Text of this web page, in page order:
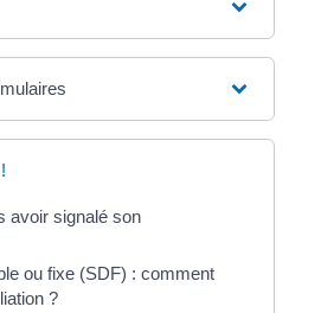
avoir signalé son
ou fixe (SDF) : comment
?